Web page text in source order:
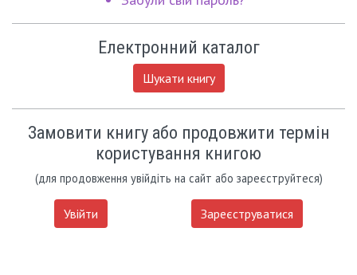
Електронний каталог
Шукати книгу
Замовити книгу або продовжити термін
користування книгою
(для продовження увійдіть на сайт або зареєструйтеся)
Увійти Зареєструватися